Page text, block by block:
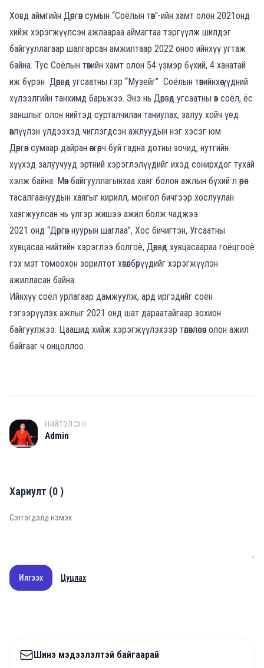
Ховд аймгийн Дөргөн сумын “Соёлын төв”-ийн хамт олон 2021онд
хийж хэрэгжүүлсэн ажлаараа аймагтаа тэргүүлж шилдэг
байгууллагаар шалгарсан амжилтаар 2022 оноо ийнхүү угтаж
байна. Тус Соёлын төвийн хамт олон 54 үзмэр бүхий, 4 ханатай
иж бүрэн Дөрвөд угсаатны гэр “Музейг” Соёлын төвийнхөө үүдний
хүлээлгийн танхимд барьжээ. Энэ нь Дөрвөд угсаатны өв соёл, ёс
заншлыг олон нийтэд сурталчилан таниулах, залуу хойч үед
өвлүүлэн үлдээхэд чиглэгдсэн ажлуудын нэг хэсэг юм.
Дөргөн сумаар дайран өнгөрч буй гадна дотны зочид, нутгийн
хүүхэд залуучууд эртний хэрэглэлүүдийг ихэд сонирхдог тухай
хэлж байна. Мөн байгууллагынхаа хаяг болон ажлын бүхий л өрөө
тасалгаануудын хаягыг кирилл, монгол бичгээр хослуулан
хаягжуулсан нь үлгэр жишээ ажил болж чаджээ.
2021 онд “Дөргөн нуурын шаглаа”, Хос бичигтэн, Угсаатны
хувцасаа нийтийн хэрэглээ болгоё, Дөрвөд хувцасаараа гоёцгооё
гэх мэт томоохон зорилтот хөтөлбөрүүдийг хэрэгжүүлэн
ажилласан байна.
Ийнхүү соёл урлагаар дамжуулж, ард иргэдийг соён
гэгээрүүлэх ажлыг 2021 онд шат дараатайгаар зохион
байгуулжээ. Цаашид хийж хэрэгжүүлэхээр төлөвлөсөн олон ажил
байгааг ч онцоллоо.
A
НИЙТЭЛСЭН
Admin
Хариулт (0)
Илгээх Цуцлах
Шинэ мэдээлэлтэй байгаарай